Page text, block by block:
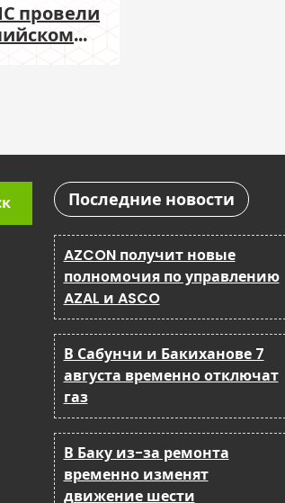
провели
Последние новости
AZCON получит новые
полномочия по управлению
AZAL и ASCO
В Сабунчи и Бакиханове 7
августа временно отключат
газ
В Баку из-за ремонта
временно изменят
движение шести